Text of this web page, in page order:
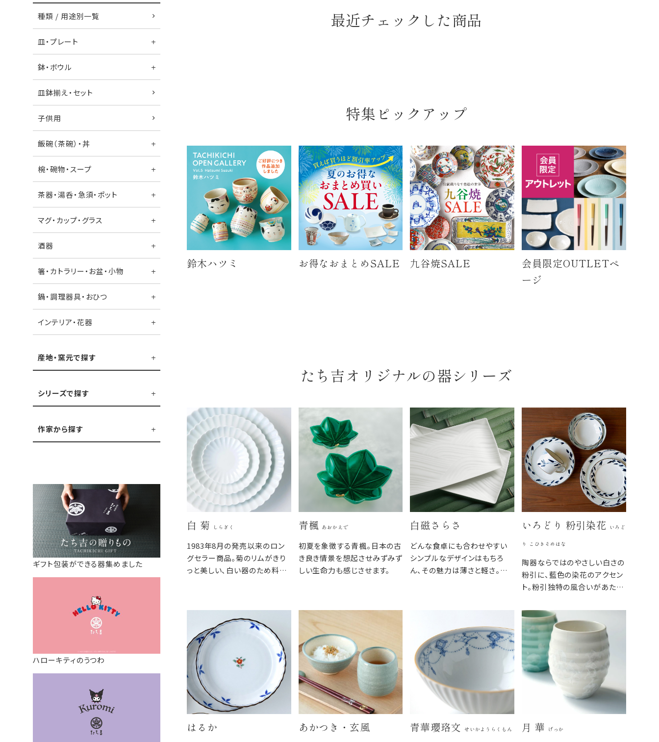
種類 / 用途別一覧
皿・プレート
鉢・ボウル
皿鉢揃え・セット
子供用
飯碗（茶碗）・丼
椀・碗物・スープ
茶器・湯呑・急須・ポット
マグ・カップ・グラス
酒器
箸・カトラリー・お盆・小物
鍋・調理器具・おひつ
インテリア・花器
産地・窯元で探す
シリーズで探す
作家から探す
ギフト包装ができる器集めました
ハローキティのうつわ
最近チェックした商品
特集ピックアップ
鈴木ハツミ お得なおまとめSALE 九谷焼SALE
会員限定OUTLETペ
ージ
たち吉オリジナルの器シリーズ
白 菊 しらぎく
1983年8月の発売以来のロン
グセラー商品。菊のリムがきり
っと美しい、白い器のため料理
器棚に収まります。
青楓 あおかえで
初夏を象徴する青楓。日本の古
き良き情景を想起させみずみず
しい生命力も感じさせます。
白磁さらさ
どんな食卓にも合わせやすい
シンプルなデザインはもちろ
ん、その魅力は薄さと軽さ。重
いろどり 粉引染花 いろど
り こひきそめはな
陶器ならではのやさしい白さの
粉引に、藍色の染花のアクセン
ト。粉引独特の風合いがあたた
と染花の藍色が食卓を明るくし
ます。
はるか あかつき・玄風 青華瓔珞文 せいかようらくもん 月 華 げっか